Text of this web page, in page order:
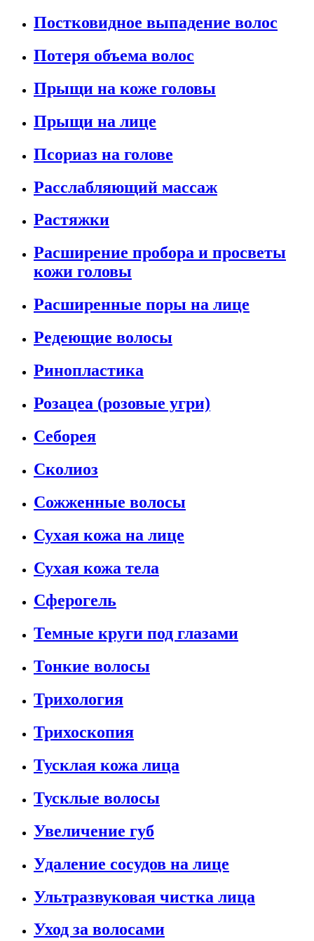
Постковидное выпадение волос
Потеря объема волос
Прыщи на коже головы
Прыщи на лице
Псориаз на голове
Расслабляющий массаж
Растяжки
Расширение пробора и просветы
кожи головы
Расширенные поры на лице
Редеющие волосы
Ринопластика
Розацеа (розовые угри)
Себорея
Сколиоз
Сожженные волосы
Сухая кожа на лице
Сухая кожа тела
Сферогель
Темные круги под глазами
Тонкие волосы
Трихология
Трихоскопия
Тусклая кожа лица
Тусклые волосы
Увеличение губ
Удаление сосудов на лице
Ультразвуковая чистка лица
Уход за волосами